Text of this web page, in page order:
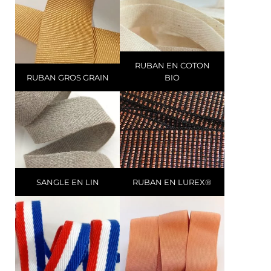
RUBAN GROS GRAIN
RUBAN EN COTON
BIO
SANGLE EN LIN RUBAN EN LUREX®